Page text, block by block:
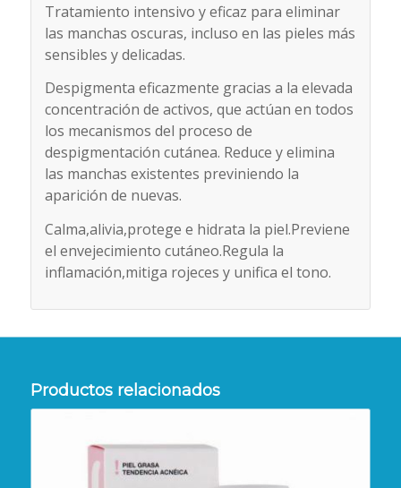
Tratamiento intensivo y eficaz para eliminar
las manchas oscuras, incluso en las pieles más
sensibles y delicadas.
Despigmenta eficazmente gracias a la elevada
concentración de activos, que actúan en todos
los mecanismos del proceso de
despigmentación cutánea. Reduce y elimina
las manchas existentes previniendo la
aparición de nuevas.
Calma,alivia,protege e hidrata la piel.Previene
el envejecimiento cutáneo.Regula la
inflamación,mitiga rojeces y unifica el tono.
Productos relacionados